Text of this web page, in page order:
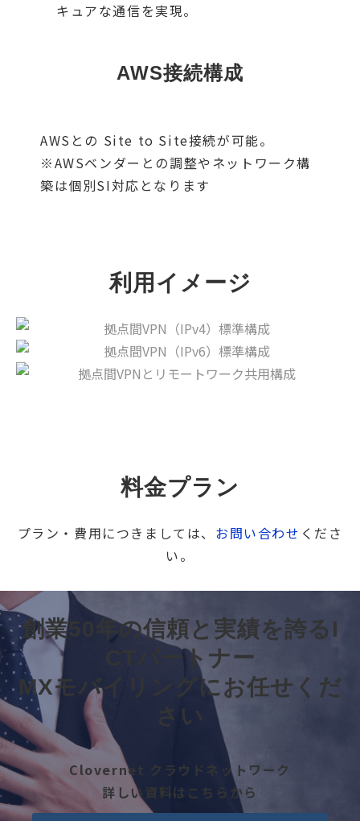
キュアな通信を実現。
AWS接続構成
AWSとの Site to Site接続が可能。
※AWSベンダーとの調整やネットワーク構
築は個別SI対応となります
利用イメージ
料金プラン
プラン・費用につきましては、 お問い合わせ くださ
い。
創業50年の信頼と実績を誇るI
CTパートナー
MXモバイリングにお任せくだ
さい
Clovernet クラウドネットワーク
詳しい資料はこちらから